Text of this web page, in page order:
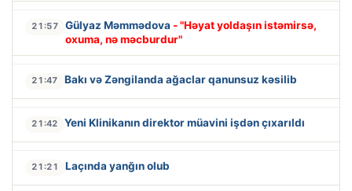
21:57 Gülyaz Məmmədova - "Həyat yoldaşın istəmirsə,
oxuma, nə məcburdur"
21:47 Bakı və Zəngilanda ağaclar qanunsuz kəsilib
21:42 Yeni Klinikanın direktor müavini işdən çıxarıldı
21:21 Laçında yanğın olub